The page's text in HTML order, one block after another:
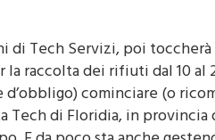
Tech Servizi, poi toccherà
la raccolta dei rifiuti dal 10
cominciare (o
Tech di Floridia, in